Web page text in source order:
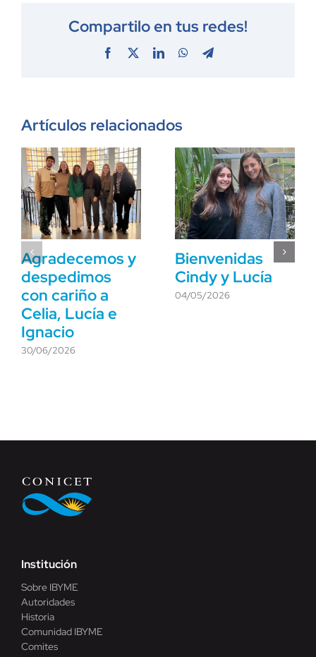
Compartilo en tus redes!
Facebook LinkedInWhatsAppTelegram
Artículos relacionados
Agradecemos y
despedimos
con cariño a
Celia, Lucía e
Ignacio
30/06/2026
Bienvenidas
Cindy y Lucía
04/05/2026
Institución
Sobre IBYME
Autoridades
Historia
Comunidad IBYME
Comites